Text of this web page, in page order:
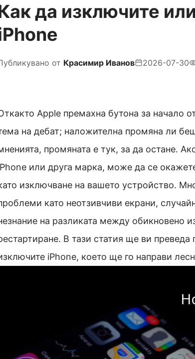
да изключите
от Красимир Иванов 2026-07-30
Apple премахна бутона за начало
на дебат; наложителна промяна ли
промяната е тук, за да остане.
или друга марка, може да се
изключване на вашето устройство.
като неотзивчиви екрани,
на разликата между обикновено
В тази статия ще ви преведа
iPhone, което ще го направи